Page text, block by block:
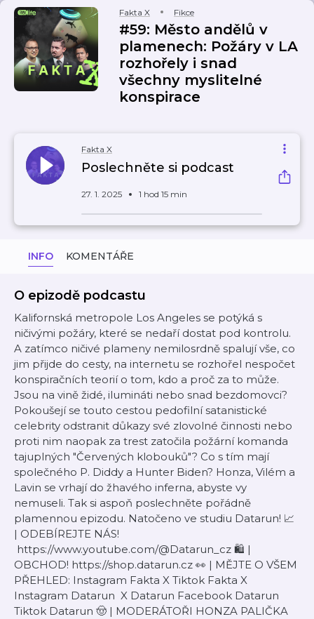
Fakta X Fikce
#59: Město andělů v
plamenech: Požáry v LA
rozhořely i snad
všechny myslitelné
konspirace
Fakta X
Poslechněte si podcast
27. 1. 2025 1 hod 15 min
INFO KOMENTÁŘE
O epizodě podcastu
Kalifornská metropole Los Angeles se potýká s
ničivými požáry, které se nedaří dostat pod kontrolu.
A zatímco ničivé plameny nemilosrdně spalují vše, co
jim přijde do cesty, na internetu se rozhořel nespočet
konspiračních teorií o tom, kdo a proč za to může.
Jsou na vině židé, ilumináti nebo snad bezdomovci?
Pokoušejí se touto cestou pedofilní satanistické
celebrity odstranit důkazy své zlovolné činnosti nebo
proti nim naopak za trest zatočila požární komanda
tajuplných "Červených klobouků"? Co s tím mají
společného P. Diddy a Hunter Biden? Honza, Vilém a
Lavin se vrhají do žhavého inferna, abyste vy
nemuseli. Tak si aspoň poslechněte pořádně
plamennou epizodu. Natočeno ve studiu ⁠⁠⁠⁠⁠⁠⁠⁠⁠⁠⁠⁠Datarun⁠⁠⁠⁠⁠⁠⁠⁠⁠⁠⁠⁠! 📈
| ODEBÍREJTE NÁS!
⁠⁠⁠⁠⁠⁠⁠⁠⁠⁠⁠⁠ https://www.youtube.com/@Datarun_cz⁠⁠⁠⁠⁠⁠⁠⁠⁠⁠⁠⁠ 🛍️ |
OBCHOD! ⁠⁠⁠⁠⁠⁠⁠⁠⁠⁠⁠⁠https://shop.datarun.cz⁠⁠⁠⁠⁠⁠⁠⁠⁠⁠⁠⁠ 👀 | MĚJTE O VŠEM
PŘEHLED: ⁠⁠⁠⁠⁠⁠⁠⁠⁠⁠Instagram Fakta X⁠⁠⁠⁠⁠⁠⁠⁠⁠⁠ ⁠⁠⁠⁠⁠Tiktok Fakta X⁠⁠⁠⁠⁠
⁠⁠⁠⁠⁠⁠⁠⁠⁠⁠⁠⁠Instagram Datarun⁠⁠⁠⁠⁠⁠⁠⁠⁠⁠⁠⁠ ⁠⁠⁠⁠⁠⁠⁠⁠⁠⁠⁠⁠X Datarun⁠⁠⁠⁠⁠⁠⁠⁠⁠⁠⁠⁠ ⁠⁠⁠⁠⁠⁠⁠⁠⁠⁠⁠⁠Facebook Datarun⁠⁠⁠⁠⁠⁠⁠⁠⁠⁠⁠⁠
⁠⁠⁠⁠⁠⁠⁠⁠⁠⁠⁠⁠Tiktok Datarun⁠⁠⁠⁠⁠⁠⁠⁠⁠⁠⁠⁠ 🤠 | MODERÁTOŘI⁠⁠⁠⁠⁠⁠⁠⁠⁠⁠⁠⁠ HONZA PALIČKA⁠⁠⁠⁠⁠⁠⁠⁠⁠⁠⁠⁠⁠⁠⁠⁠⁠⁠⁠⁠⁠⁠⁠⁠⁠⁠⁠⁠⁠⁠⁠⁠⁠⁠⁠